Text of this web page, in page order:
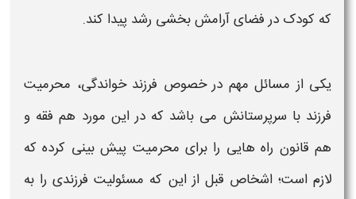
که کودک در فضای آرامش بخشی رشد پیدا کند.
یکی از مسائل مهم در خصوص فرزند خواندگی، محرمیت
فرزندبا سرپرستانش می باشد که در این مورد هم فقه و
هم قانون راه هایی را برای محرمیت پیش بینی کرده که
لازم است؛ اشخاص قبل از این که مسئولیت فرزندی را به